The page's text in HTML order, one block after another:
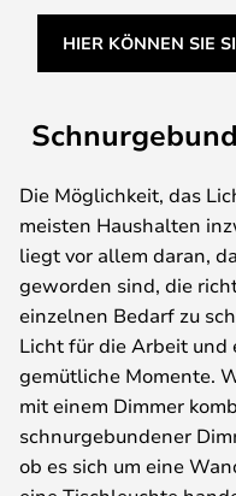
HIER KÖNNEN SIE
Die Möglichkeit, das
meisten Haushalten
liegt vor allem daran,
geworden sind, die
einzelnen Bedarf zu
Licht für die Arbeit
gemütliche Momente.
mit einem Dimmer
schnurgebundener
ob es sich um eine